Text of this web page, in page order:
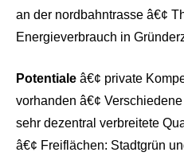
an der nordbahntrasse â€¢
Energieverbrauch in
Potentiale â€¢ private
vorhanden â€¢
sehr dezentral verbreitete
â€¢ Freiflächen: Stadtgrün